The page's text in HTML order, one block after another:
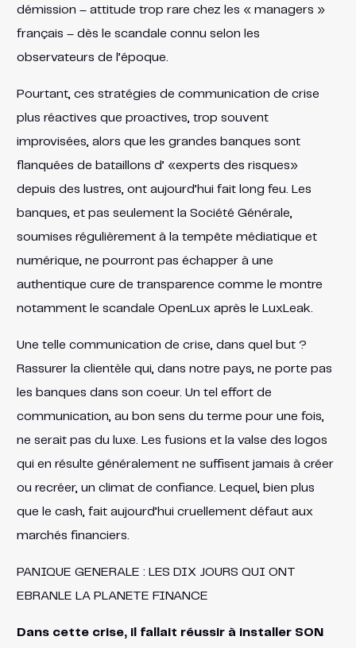
démission – attitude trop rare chez les « managers »
français – dès le scandale connu selon les
observateurs de l’époque.
Pourtant, ces stratégies de communication de crise
plus réactives que proactives, trop souvent
improvisées, alors que les grandes banques sont
flanquées de bataillons d’ «experts des risques»
depuis des lustres, ont aujourd’hui fait long feu. Les
banques, et pas seulement la Société Générale,
soumises régulièrement à la tempête médiatique et
numérique, ne pourront pas échapper à une
authentique cure de transparence comme le montre
notamment le scandale OpenLux après le LuxLeak.
Une telle communication de crise, dans quel but ?
Rassurer la clientèle qui, dans notre pays, ne porte pas
les banques dans son coeur. Un tel effort de
communication, au bon sens du terme pour une fois,
ne serait pas du luxe. Les fusions et la valse des logos
qui en résulte généralement ne suffisent jamais à créer
ou recréer, un climat de confiance. Lequel, bien plus
que le cash, fait aujourd’hui cruellement défaut aux
marchés financiers.
PANIQUE GENERALE : LES DIX JOURS QUI ONT
EBRANLE LA PLANETE FINANCE
Dans cette crise, il fallait réussir à installer SON